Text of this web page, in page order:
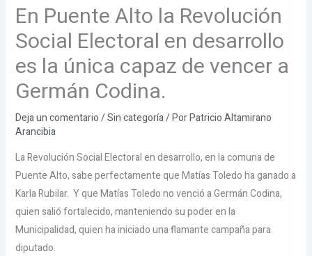
En Puente Alto la Revolución
Social Electoral en desarrollo
es la única capaz de vencer a
Germán Codina.
Deja un comentario/Sin categoría/ PorPatricio Altamirano
Arancibia
La Revolución Social Electoral en desarrollo, en la comuna de
Puente Alto, sabe perfectamente que Matías Toledo ha ganado a
Karla Rubilar. Y que Matías Toledo no venció a Germán Codina,
quien salió fortalecido, manteniendo su poder en la
Municipalidad, quien ha iniciado una flamante campaña para
diputado.